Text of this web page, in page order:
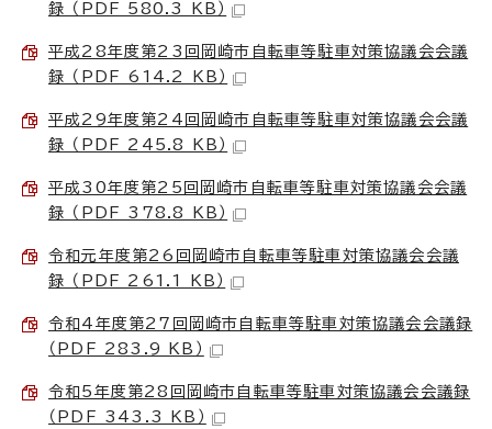
録 （PDF 580.3 KB）
平成28年度第23回岡崎市自転車等駐車対策協議会会議
録 （PDF 614.2 KB）
平成29年度第24回岡崎市自転車等駐車対策協議会会議
録 （PDF 245.8 KB）
平成30年度第25回岡崎市自転車等駐車対策協議会会議
録 （PDF 378.8 KB）
令和元年度第26回岡崎市自転車等駐車対策協議会会議
録 （PDF 261.1 KB）
令和4年度第27回岡崎市自転車等駐車対策協議会会議録
（PDF 283.9 KB）
令和5年度第28回岡崎市自転車等駐車対策協議会会議録
（PDF 343.3 KB）